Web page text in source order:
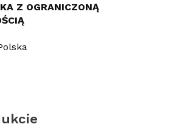
Z OGRANICZONĄ